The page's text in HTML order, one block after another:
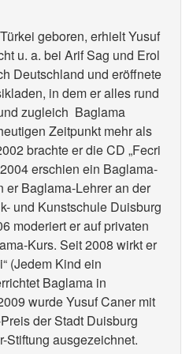
geboren, erhielt Yusuf
u. a. bei Arif Sag und Erol
Deutschland und eröffnete
in dem er alles rund
zugleich Baglama
Zeitpunkt mehr als
brachte er die CD „Fecri
erschien ein Baglama-
er Baglama-Lehrer an der
und Kunstschule Duisburg
moderiert er auf privaten
Kurs. Seit 2008 wirkt er
(Jedem Kind ein
Baglama in
wurde Yusuf Caner mit
der Stadt Duisburg
Stiftung ausgezeichnet.